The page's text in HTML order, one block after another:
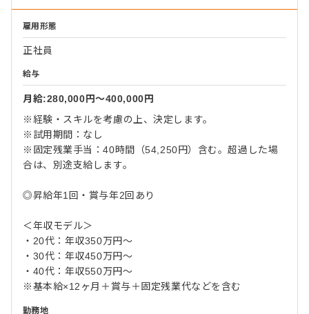
雇用形態
正社員
給与
月給:280,000円〜400,000円
※経験・スキルを考慮の上、決定します。
※試用期間：なし
※固定残業手当：40時間（54,250円）含む。超過した場
合は、別途支給します。
◎昇給年1回・賞与年2回あり
＜年収モデル＞
・20代：年収350万円〜
・30代：年収450万円〜
・40代：年収550万円〜
※基本給×12ヶ月＋賞与＋固定残業代などを含む
勤務地